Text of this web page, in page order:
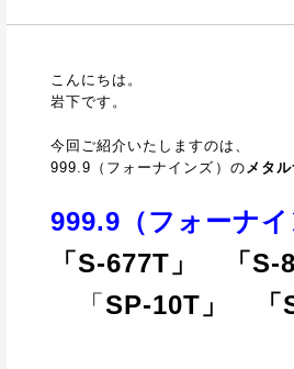
こんにちは。
岩下です。
今回ご紹介いたしますのは、
999.9（フォーナインズ）のメタ
999.9（フォーナイ
「S-677T」 「S-
「SP-10T」 「